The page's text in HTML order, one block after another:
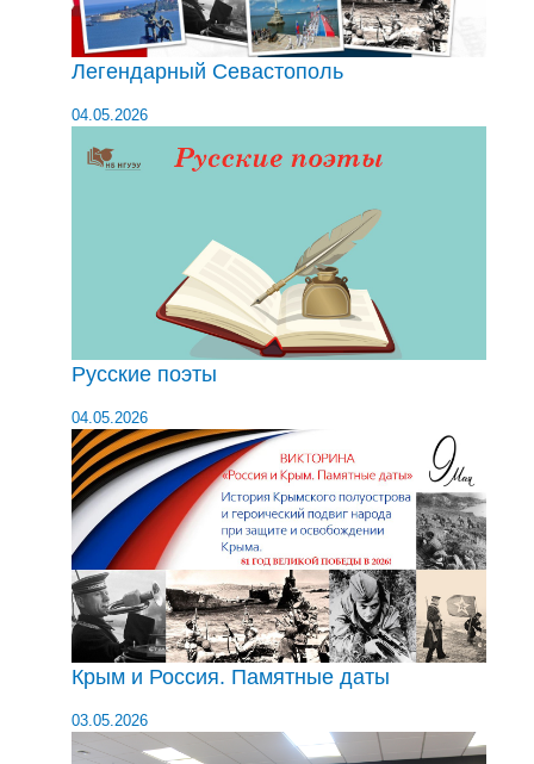
Легендарный Севастополь
04.05.2026
Русские поэты
04.05.2026
Крым и Россия. Памятные даты
03.05.2026